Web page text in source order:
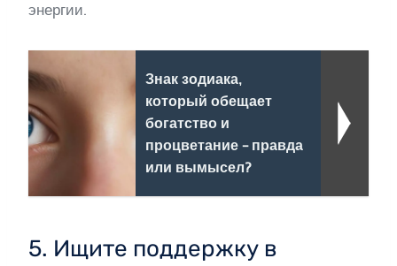
энергии.
Знак зодиака,
который обещает
богатство и
процветание - правда
или вымысел?
5. Ищите поддержку в